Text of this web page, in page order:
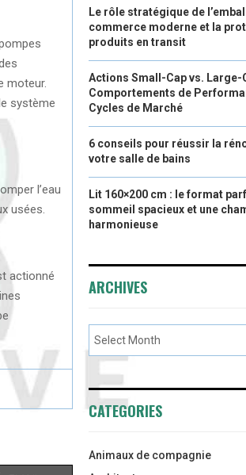
moteur.
système
l’eau
usées.
actionné
Le rôle stratégique de
commerce moderne et la
produits en transit
Actions Small-Cap vs. Large-
Comportements de
Cycles de Marché
6 conseils pour réussir la
votre salle de bains
Lit 160×200 cm : le format
sommeil spacieux et une
harmonieuse
ARCHIVES
CATEGORIES
Animaux de compagnie